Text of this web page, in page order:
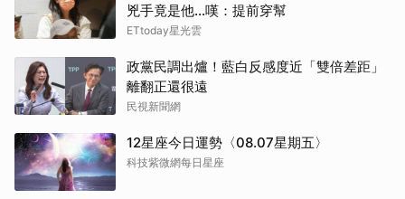
兇手竟是他...嘆：提前穿幫
ETtoday星光雲
政黨民調出爐！藍白反感度近「雙倍差距」
離翻正還很遠
民視新聞網
12星座今日運勢〈08.07星期五〉
科技紫微網每日星座